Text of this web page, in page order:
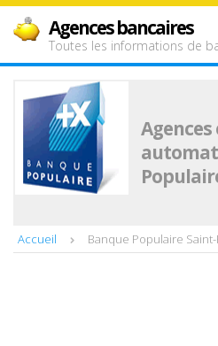
Agences bancaires
Toutes les informations de
Accueil Banque Populaire